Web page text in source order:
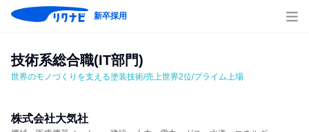
新卒採用
技術系総合職(IT部門)
世界のモノづくりを支える塗装技術/売上世界2位/プライム上場
株式会社大気社